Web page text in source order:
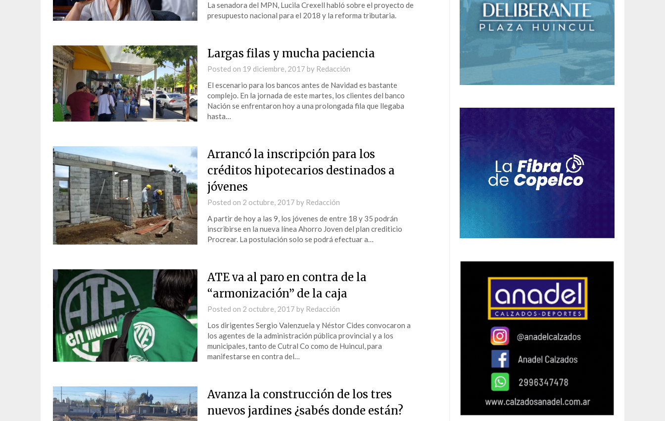
La senadora del MPN, Lucila Crexell habló sobre el proyecto de
presupuesto nacional para el 2018 y la reforma tributaria.
Largas filas y mucha paciencia
Posted on 19 diciembre, 2017 by Redacción
El escenario para los bancos antes de Navidad es bastante
complejo. En la jornada de este martes, los clientes del banco
Nación se enfrentaron hoy a una prolongada fila que llegaba
hasta…
Arrancó la inscripción para los
créditos hipotecarios destinados a
jóvenes
Posted on 2 octubre, 2017 by Redacción
A partir de hoy a las 9, los jóvenes de entre 18 y 35 podrán
inscribirse en la nueva línea Ahorro Joven del plan crediticio
Procrear. La postulación solo se podrá efectuar a…
ATE va al paro en contra de la
“armonización” de la caja
Posted on 2 octubre, 2017 by Redacción
Los dirigentes Sergio Valenzuela y Néstor Cides convocaron a
los agentes de la administración pública provincial y a los
municipales, tanto de Cutral Co como de Huincul, para
manifestarse en contra del…
Avanza la construcción de los tres
nuevos jardines ¿sabés donde están?